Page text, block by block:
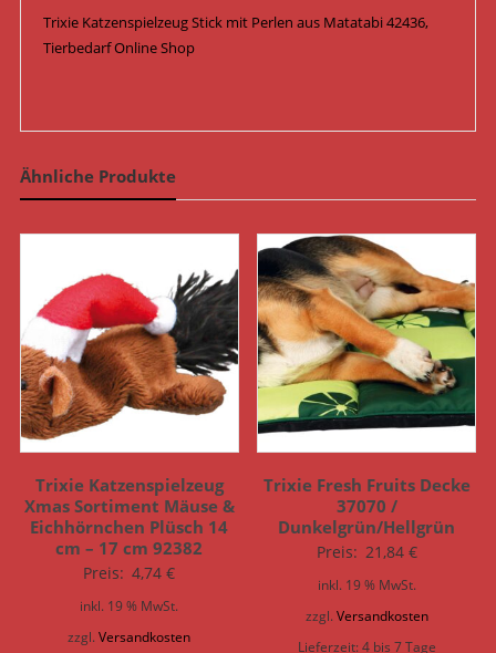
Trixie Katzenspielzeug Stick mit Perlen aus Matatabi 42436,
Tierbedarf Online Shop
Ähnliche Produkte
Trixie Katzenspielzeug
Xmas Sortiment Mäuse &
Eichhörnchen Plüsch 14
cm – 17 cm 92382
Preis: 4,74€
inkl. 19 % MwSt.
zzgl.Versandkosten
Trixie Fresh Fruits Decke
37070 /
Dunkelgrün/Hellgrün
Preis: 21,84 €
inkl. 19 % MwSt.
zzgl. Versandkosten
Lieferzeit:4 bis 7 Tage